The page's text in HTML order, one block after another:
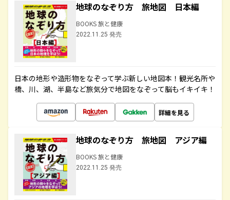
地球のなぞり方 旅地図 日本編
BOOKS 旅と健康
2022.11.25 発売
日本の地形や造形物をなぞって学ぶ新しい地図本！観光名所や
橋、川、湖、半島など旅気分で地図をなぞって脳もイキイキ！
詳細を見る
地球のなぞり方 旅地図 アジア編
BOOKS 旅と健康
2022.11.25 発売